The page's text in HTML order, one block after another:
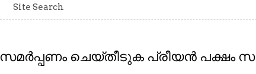
Site Search
സമർപ്പണം ചെയ്തീടുക പ്രീയൻ പക്ഷം